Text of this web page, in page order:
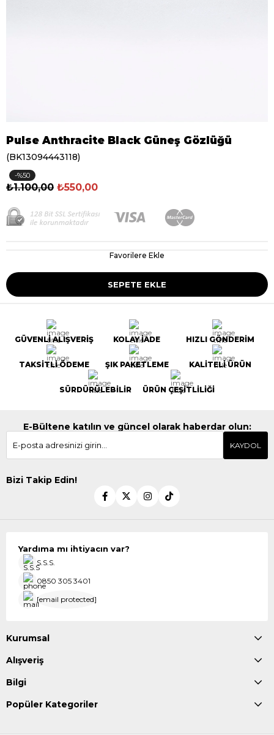
Pulse Anthracite Black Güneş Gözlüğü
(BK13094443118)
50
₺1.100,00 ₺550,00
Favorilere Ekle
GÜVENLİ ALIŞVERİŞ KOLAY İADE HIZLI GÖNDERİM
TAKSİTLİ ÖDEME ŞIK PAKETLEME KALİTELİ ÜRÜN
SÜRDÜRÜLEBİLİR ÜRÜN ÇEŞİTLİLİĞİ
E-Bültene katılın ve güncel olarak haberdar olun:
KAYDOL
Bizi Takip Edin!
Yardıma mı ihtiyacın var?
S.S.S.
0850 305 3401
[email protected]
Kurumsal
Alışveriş
Bilgi
Popüler Kategoriler